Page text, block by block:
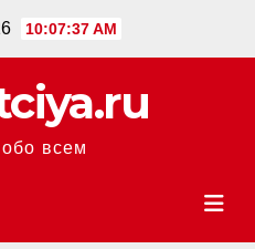
10:07:38 AM
всем